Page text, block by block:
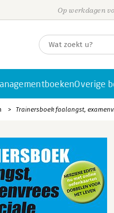
Op werkdagen
Overige
Trainersboek faalangst,